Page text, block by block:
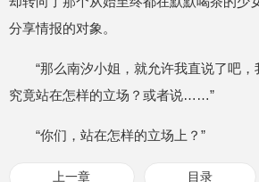
分享情报的对象。
“那么南汐小姐，就允许我直说了吧
究竟站在怎样的立场？或者说……”
“你们，站在怎样的立场上？”
上一章 目录